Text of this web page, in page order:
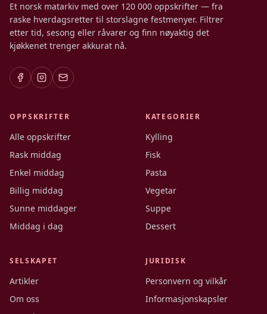
Et norsk matarkiv med over 120 000 oppskrifter — fra
raske hverdagsretter til storslagne festmenyer. Filtrer
etter tid, sesong eller råvarer og finn nøyaktig det
kjøkkenet trenger akkurat nå.
OPPSKRIFTER
Alle oppskrifter
Rask middag
Enkel middag
Billig middag
Sunne middager
Middag i dag
KATEGORIER
Kylling
Fisk
Pasta
Vegetar
Suppe
Dessert
SELSKAPET
Artikler
Om oss
JURIDISK
Personvern og vilkår
Informasjonskapsler